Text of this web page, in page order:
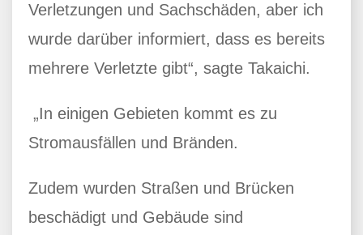
Verletzungen und Sachschäden, aber ich
wurde darüber informiert, dass es bereits
mehrere Verletzte gibt“, sagte Takaichi.
„In einigen Gebieten kommt es zu
Stromausfällen und Bränden.
Zudem wurden Straßen und Brücken
beschädigt und Gebäude sind